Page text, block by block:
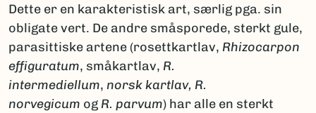
Dette er en karakteristisk art, særlig pga. sin
obligate vert. De andre småsporede, sterkt gule,
parasittiske artene (rosettkartlav, Rhizocarpon
effiguratum, småkartlav, R.
intermediellum, norsk kartlav, R.
norvegicum og R. parvum) har alle en sterkt